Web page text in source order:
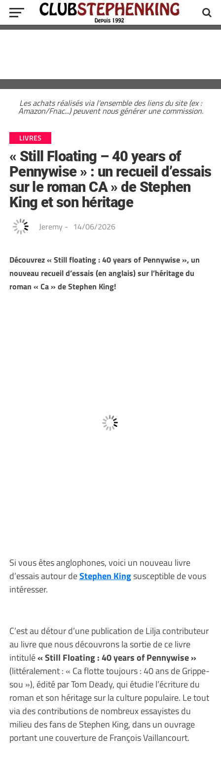
Les achats réalisés via l'ensemble des liens du site (ex :
Amazon/Fnac...) peuvent nous générer une commission.
LIVRES
« Still Floating – 40 years of
Pennywise » : un recueil d’essais
sur le roman CA » de Stephen
King et son héritage
Jeremy - 14/06/2026
Découvrez « Still floating : 40 years of Pennywise », un
nouveau recueil d’essais (en anglais) sur l’héritage du
roman « Ca » de Stephen King!
Si vous êtes anglophones, voici un nouveau livre
d’essais autour deStephen Kingsusceptible de vous
intéresser.
C’est au détour d’une publication de Lilja contributeur
au livre que nous découvrons la sortie de ce livre
intitulé« Still Floating : 40 years of Pennywise »
(littéralement : « Ca flotte toujours : 40 ans de Grippe-
sou »), édité par Tom Deady, qui étudie l’écriture du
roman et son héritage sur la culture populaire. Le tout
via des contributions de nombreux essayistes du
milieu des fans de Stephen King, dans un ouvrage
portant une couverture de François Vaillancourt.